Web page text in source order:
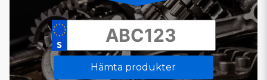
Hämta produkter